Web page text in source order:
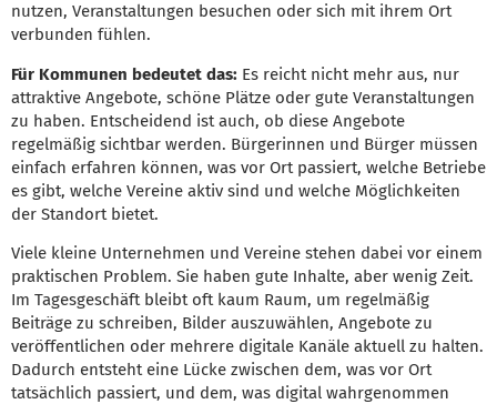
nutzen, Veranstaltungen besuchen oder sich mit ihrem Ort
verbunden fühlen.
Für Kommunen bedeutet das: Es reicht nicht mehr aus, nur
attraktive Angebote, schöne Plätze oder gute Veranstaltungen
zu haben. Entscheidend ist auch, ob diese Angebote
regelmäßig sichtbar werden. Bürgerinnen und Bürger müssen
einfach erfahren können, was vor Ort passiert, welche Betriebe
es gibt, welche Vereine aktiv sind und welche Möglichkeiten
der Standort bietet.
Viele kleine Unternehmen und Vereine stehen dabei vor einem
praktischen Problem. Sie haben gute Inhalte, aber wenig Zeit.
Im Tagesgeschäft bleibt oft kaum Raum, um regelmäßig
Beiträge zu schreiben, Bilder auszuwählen, Angebote zu
veröffentlichen oder mehrere digitale Kanäle aktuell zu halten.
Dadurch entsteht eine Lücke zwischen dem, was vor Ort
tatsächlich passiert, und dem, was digital wahrgenommen